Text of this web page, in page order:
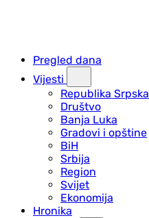
Pregled dana
Vijesti
Republika Srpska
Društvo
Banja Luka
Gradovi i opštine
BiH
Srbija
Region
Svijet
Ekonomija
Hronika